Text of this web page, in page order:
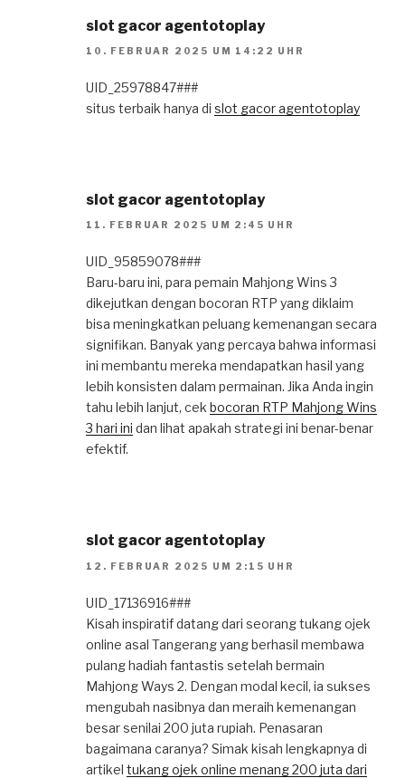
slot gacor agentotoplay
10. FEBRUAR 2025 UM 14:22 UHR
UID_25978847###
situs terbaik hanya di slot gacor agentotoplay
slot gacor agentotoplay
11. FEBRUAR 2025 UM 2:45 UHR
UID_95859078###
Baru-baru ini, para pemain Mahjong Wins 3
dikejutkan dengan bocoran RTP yang diklaim
bisa meningkatkan peluang kemenangan secara
signifikan. Banyak yang percaya bahwa informasi
ini membantu mereka mendapatkan hasil yang
lebih konsisten dalam permainan. Jika Anda ingin
tahu lebih lanjut, cek bocoran RTP Mahjong Wins
3 hari ini dan lihat apakah strategi ini benar-benar
efektif.
slot gacor agentotoplay
12. FEBRUAR 2025 UM 2:15 UHR
UID_17136916###
Kisah inspiratif datang dari seorang tukang ojek
online asal Tangerang yang berhasil membawa
pulang hadiah fantastis setelah bermain
Mahjong Ways 2. Dengan modal kecil, ia sukses
mengubah nasibnya dan meraih kemenangan
besar senilai 200 juta rupiah. Penasaran
bagaimana caranya? Simak kisah lengkapnya di
artikel tukang ojek online menang 200 juta dari